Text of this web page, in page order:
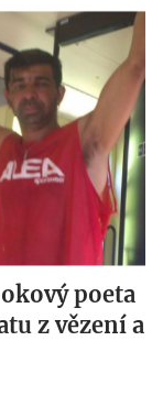
poeta
z vězení a